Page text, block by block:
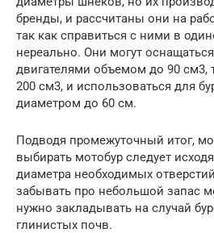
бренды, и рассчитаны они на
так как справиться с ними в
нереально. Они могут
двигателями объемом до 90 см3,
200 см3, и использоваться для
диаметром до 60 см.
Подводя промежуточный итог,
выбирать мотобур следует
диаметра необходимых
забывать про небольшой запас
нужно закладывать на случай
глинистых почв.